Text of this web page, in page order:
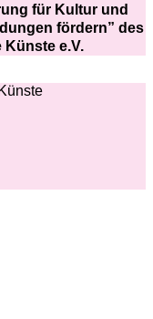
für Kultur und
fördern” des
Künste e.V.